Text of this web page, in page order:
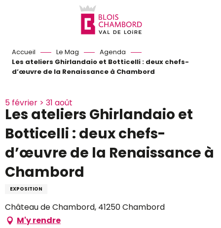
Accueil Le Mag
Agenda
Les ateliers Ghirlandaio et Botticelli : deux chefs-
d’œuvre de la Renaissance à Chambord
5 février > 31 août
Les ateliers Ghirlandaio et
Botticelli : deux chefs-
d’œuvre de la Renaissance à
Chambord
EXPOSITION
Château de Chambord, 41250 Chambord
M'y rendre